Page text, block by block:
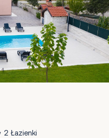
2 Łazienki